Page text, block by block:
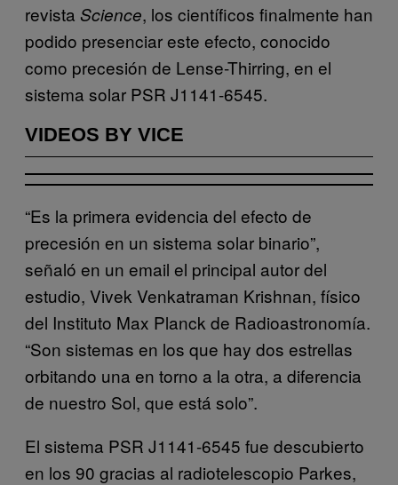
revista Science, los científicos finalmente han
podido presenciar este efecto, conocido
como precesión de Lense-Thirring, en el
sistema solar PSR J1141-6545.
VIDEOS BY VICE
“Es la primera evidencia del efecto de
precesión en un sistema solar binario”,
señaló en un email el principal autor del
estudio, Vivek Venkatraman Krishnan, físico
del Instituto Max Planck de Radioastronomía.
“Son sistemas en los que hay dos estrellas
orbitando una en torno a la otra, a diferencia
de nuestro Sol, que está solo”.
El sistema PSR J1141-6545 fue descubierto
en los 90 gracias al radiotelescopio Parkes,